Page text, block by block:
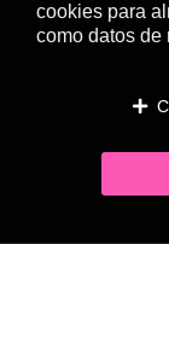
cookies para
como datos de